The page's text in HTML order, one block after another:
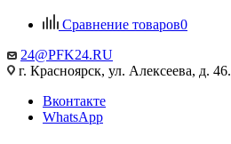
Сравнение товаров0
24@PFK24.RU
г. Красноярск, ул. Алексеева, д. 46.
Вконтакте
WhatsApp